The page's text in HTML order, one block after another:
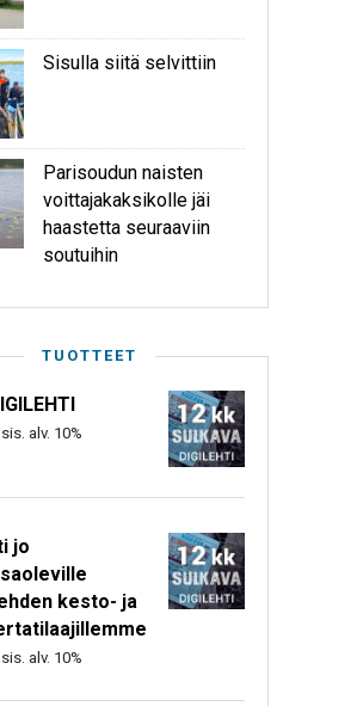
Sisulla siitä selvittiin
Parisoudun naisten
voittajakaksikolle jäi
haastetta seuraaviin
soutuihin
TUOTTEET
sis. alv. 10%
jo
kesto- ja
sis. alv. 10%